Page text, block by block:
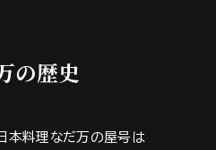
の歴史
本料理なだ万の屋号は